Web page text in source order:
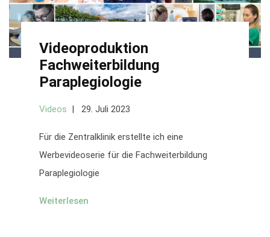
Videoproduktion
Fachweiterbildung
Paraplegiologie
Videos 29. Juli 2023
Für die Zentralklinik erstellte ich eine
Werbevideoserie für die Fachweiterbildung
Paraplegiologie
Weiterlesen